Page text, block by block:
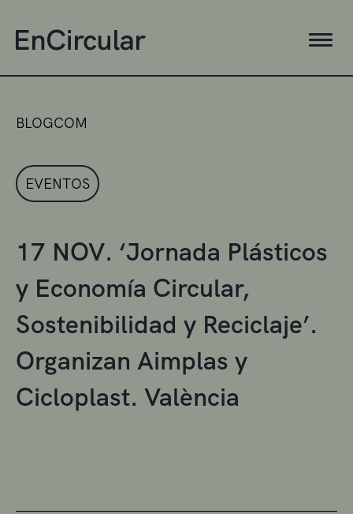
BLOGCOM
EVENTOS
17 NOV. ‘Jornada Plásticos
y Economía Circular,
Sostenibilidad y Reciclaje’.
Organizan Aimplas y
Cicloplast. València